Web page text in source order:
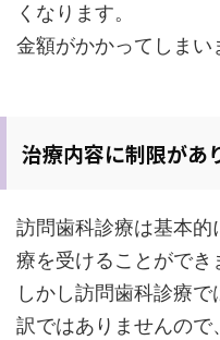
くなります。
金額がかかってしまい
治療内容に制限があ
訪問歯科診療は基本
療を受けることができ
しかし訪問歯科診療
訳ではありませんので